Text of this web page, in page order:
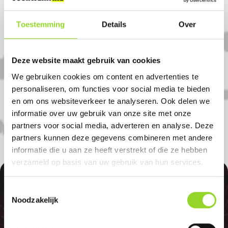
Toestemming Details Over
Deze website maakt gebruik van cookies
We gebruiken cookies om content en advertenties te
personaliseren, om functies voor social media te bieden
en om ons websiteverkeer te analyseren. Ook delen we
informatie over uw gebruik van onze site met onze
partners voor social media, adverteren en analyse. Deze
partners kunnen deze gegevens combineren met andere
informatie die u aan ze heeft verstrekt of die ze hebben
verzameld op basis van uw gebruik van hun services.
Noodzakelijk
Komt u uit dalmsholte?
Koop uw vuurwerk dan bij Provak Schutte
van harte welkom! U bent uiteraard ook
welkom als u uit Ommen, Oudleusen of
Nieuwleusen komt.